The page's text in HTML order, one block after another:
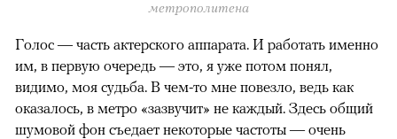
метрополитена
Голос — часть актерского аппарата. И работать именно
им, в первую очередь — это, я уже потом понял,
видимо, моя судьба. В чем-то мне повезло, ведь как
оказалось, в метро «зазвучит» не каждый. Здесь общий
шумовой фон съедает некоторые частоты — очень